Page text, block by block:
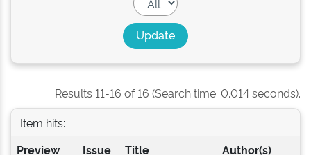
Results 11-16 of 16 (Search time: 0.014 seconds).
Item hits:
Preview
Issue
Title Author(s)